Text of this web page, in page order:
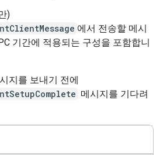
)
에서 전송할 메시
기간에 적용되는 구성을 포함합니
지를 보내기 전에
메시지를 기다려